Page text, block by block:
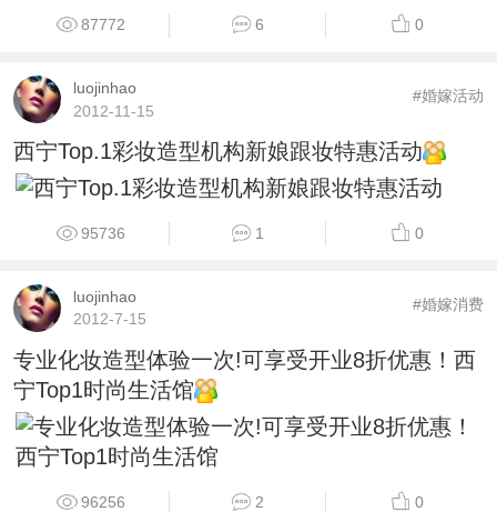
87772 6 0
luojinhao
2012-11-15
#婚嫁活动
西宁Top.1彩妆造型机构新娘跟妆特惠活动
95736 1 0
luojinhao
2012-7-15
#婚嫁消费
专业化妆造型体验一次!可享受开业8折优惠！西
宁Top1时尚生活馆
96256 2 0